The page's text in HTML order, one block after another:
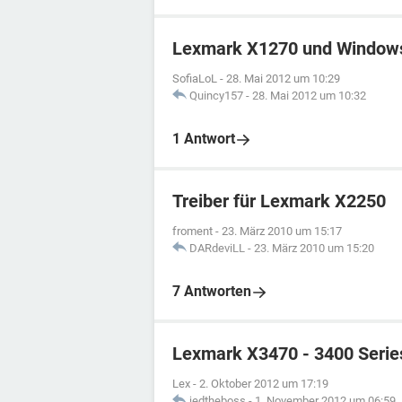
Lexmark X1270 und
SofiaLoL - 28. Mai 2012 um 10:29
Quincy157 - 28. Mai 2012 um 10:32
1 Antwort
Treiber für Lexmark X2250
froment - 23. März 2010 um 15:17
DARdeviLL - 23. März 2010 um 15:20
7 Antworten
Lexmark X3470 - 3400
Lex - 2. Oktober 2012 um 17:19